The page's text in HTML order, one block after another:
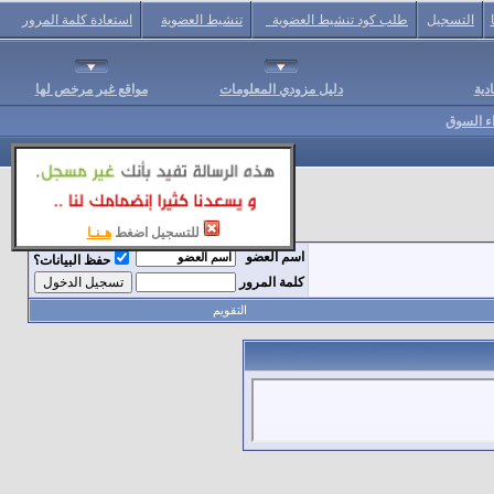
للتسجيل اضغط هـنـا
التسجيل طلب كود تنشيط العضوية تنشيط العضوية استعادة كلمة المرور
دليل مزودي المعلومات مواقع غير مرخص لها
السوق
اسم العضو
حفظ البيانات؟
كلمة المرور
التقويم